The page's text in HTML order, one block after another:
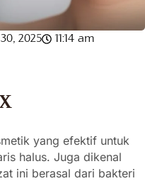
2025
11:14 am
yang efektif untuk
halus. Juga dikenal
ini berasal dari bakteri